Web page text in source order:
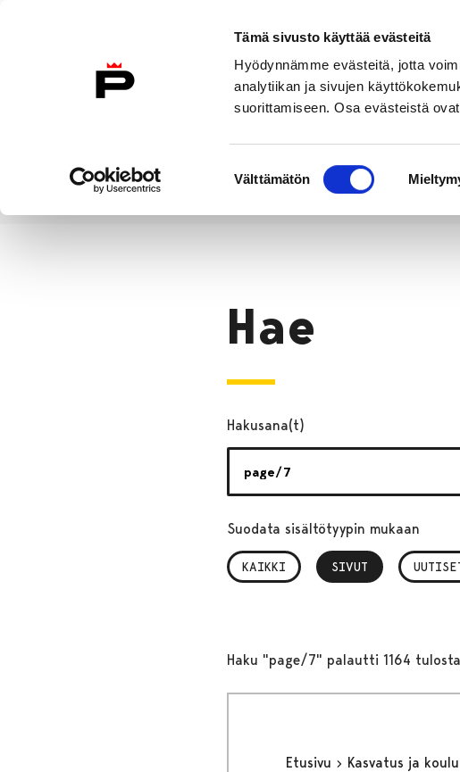
Tämä sivusto käyttää evästeitä
Hyödynnämme evästeitä, jotta
analytiikan ja sivujen
suorittamiseen. Osa evästeistä
valinta
Välttämätön
Etusivulle
Etusivu
Hae
Hakusana(t)
Suodata sisältötyypin mukaan
KAIKKI SIVUT
, VALITTU
Haku "page/7" palautti 1164 tulosta
Etusivu Kasvatus ja